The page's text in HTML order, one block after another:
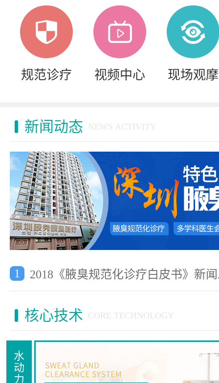
规范诊疗 视频中心 现场观摩
新闻动态 NEWS ACTIVITY
1 2018《腋臭规范化诊疗白皮书》新
核心技术 CORE TECHNOLOGY
水
动
力